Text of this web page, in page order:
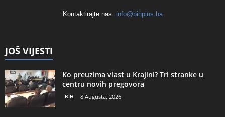
Kontaktirajte nas: info@bihplus.ba
JOŠ VIJESTI
Ko preuzima vlast u Krajini? Tri stranke u
centru novih pregovora
BIH 8 Augusta, 2026